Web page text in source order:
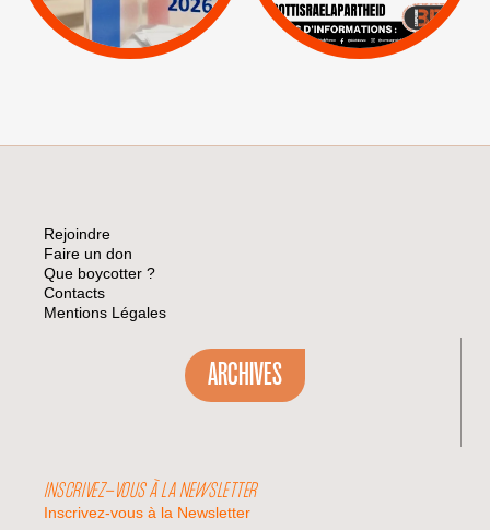
Visuels, tracts,
affiches,...
Rejoindre
Faire un don
Que boycotter ?
Contacts
Mentions Légales
ARCHIVES
INSCRIVEZ-VOUS À LA NEWSLETTER
Inscrivez-vous à la Newsletter